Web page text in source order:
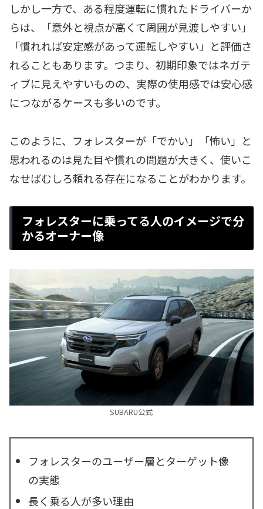
しかし一方で、ある程度運転に慣れたドライバーか
らは、「意外と視点が高くて周囲が見渡しやすい」
「慣れれば安定感があって運転しやすい」と評価さ
れることもあります。つまり、初期印象ではネガテ
ィブに見えやすいものの、実際の使用感では安心感
につながるケースも多いのです。
このように、フォレスターが「でかい」「怖い」と
思われるのは見た目や慣れの問題が大きく、使いこ
なせばむしろ頼れる存在になることがわかります。
フォレスターに乗ってる人のイメージで分
かるオーナー像
SUBARU公式
フォレスターのユーザー層とターゲット像
の実態
長く乗る人が多い理由